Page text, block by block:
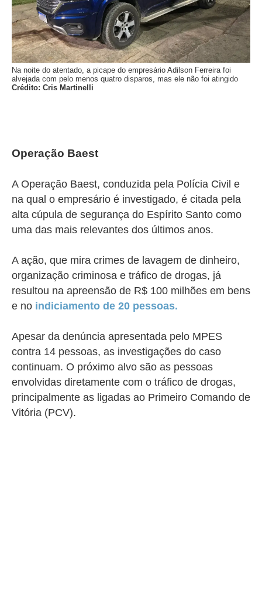
Na noite do atentado, a picape do empresário Adilson Ferreira foi
alvejada com pelo menos quatro disparos, mas ele não foi atingido
Crédito: Cris Martinelli
Operação Baest
A Operação Baest, conduzida pela Polícia Civil e
na qual o empresário é investigado, é citada pela
alta cúpula de segurança do Espírito Santo como
uma das mais relevantes dos últimos anos.
A ação, que mira crimes de lavagem de dinheiro,
organização criminosa e tráfico de drogas, já
resultou na apreensão de R$ 100 milhões em bens
e no indiciamento de 20 pessoas.
Apesar da denúncia apresentada pelo MPES
contra 14 pessoas, as investigações do caso
continuam. O próximo alvo são as pessoas
envolvidas diretamente com o tráfico de drogas,
principalmente as ligadas ao Primeiro Comando de
Vitória (PCV).